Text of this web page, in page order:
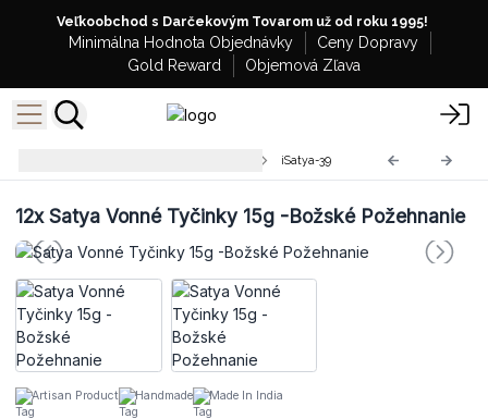
Veľkoobchod s Darčekovým Tovarom už od roku 1995!
Minimálna Hodnota Objednávky
Ceny Dopravy
Gold Reward
Objemová Zľava
iSatya-39
12xSatya Vonné Tyčinky 15g -Božské Požehnanie
Artisan Product Handmade Made In India